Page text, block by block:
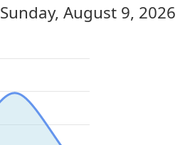
Sunday, August 9, 2026